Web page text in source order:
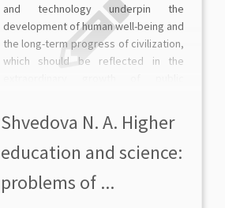
and technology underpin the
development of human well-being and
the long-term progress of civilization,
which should be reflected in the
scientists has grown, more funds are
spent on science and the volume of
scientific publications has increased.
Shvedova N. A. Higher
education and science:
problems of ...